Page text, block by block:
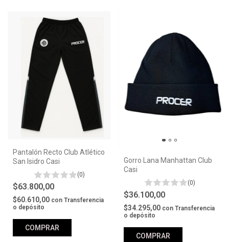
Pantalón Recto Club Atlético
San Isidro Casi
(0)
$63.800,00
$60.610,00 con Transferencia
o depósito
COMPRAR
Gorro Lana Manhattan Club
Casi
(0)
$36.100,00
$34.295,00 con Transferencia
o depósito
COMPRAR